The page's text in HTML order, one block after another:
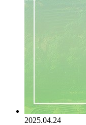
2025.04.24